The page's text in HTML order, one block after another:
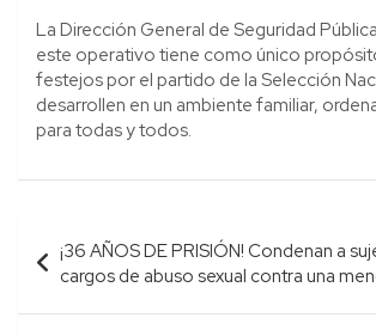
La Dirección General de Seguridad
este operativo tiene como único
festejos por el partido de la Selección
desarrollen en un ambiente familiar,
para todas y todos.
Navegación
de
entradas
¡36 AÑOS DE PRISIÓN! Condenan a
cargos de abuso sexual contra una